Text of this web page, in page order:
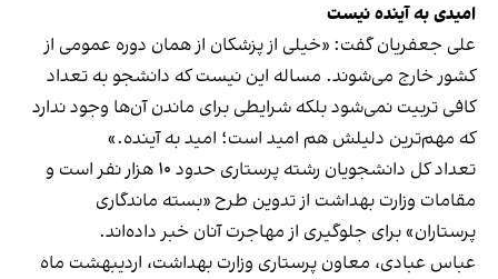
امیدی به آینده نیست
علی جعفریان گفت: «خیلی از پزشکان از همان دوره عمومی از
کشور خارج می‌شوند. مساله این نیست که دانشجو به تعداد
کافی تربیت نمی‌شود بلکه شرایطی برای ماندن آن‌ها وجود ندارد
که مهم‌ترین دلیلش هم امید است؛ امید به آینده.»
تعداد کل دانشجویان رشته پرستاری حدود ۱۰ هزار نفر است و
مقامات وزارت بهداشت از تدوین طرح «بسته ماندگاری
پرستاران» برای جلوگیری از مهاجرت آنان خبر داده‌اند.
عباس عبادی، معاون پرستاری وزارت بهداشت، اردیبهشت ماه